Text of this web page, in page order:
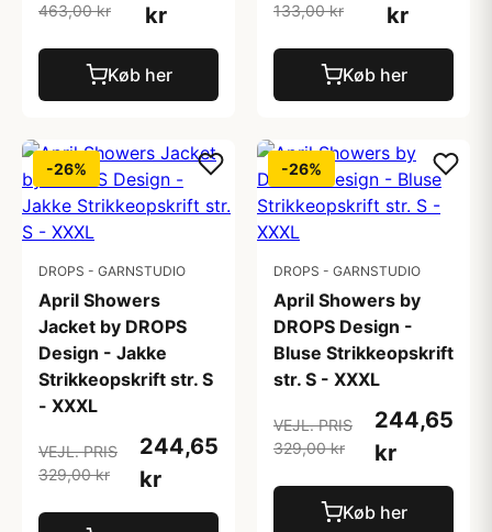
463,00 kr
kr
Køb her
133,00 kr
kr
Køb her
-26%
DROPS - GARNSTUDIO
April Showers
Jacket by DROPS
Design - Jakke
Strikkeopskrift str. S
- XXXL
VEJL. PRIS
329,00 kr
244,65
kr
-26%
DROPS - GARNSTUDIO
April Showers by
DROPS Design -
Bluse Strikkeopskrift
str. S - XXXL
VEJL. PRIS
329,00 kr
244,65
kr
Køb her